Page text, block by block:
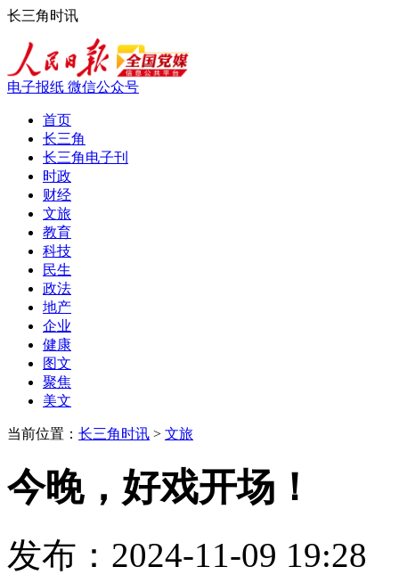
长三角时讯
电子报纸 微信公众号
首页
长三角
长三角电子刊
时政
财经
文旅
教育
科技
民生
政法
地产
企业
健康
图文
聚焦
美文
当前位置： 长三角时讯 > 文旅
今晚，好戏开场！
发布：2024-11-09